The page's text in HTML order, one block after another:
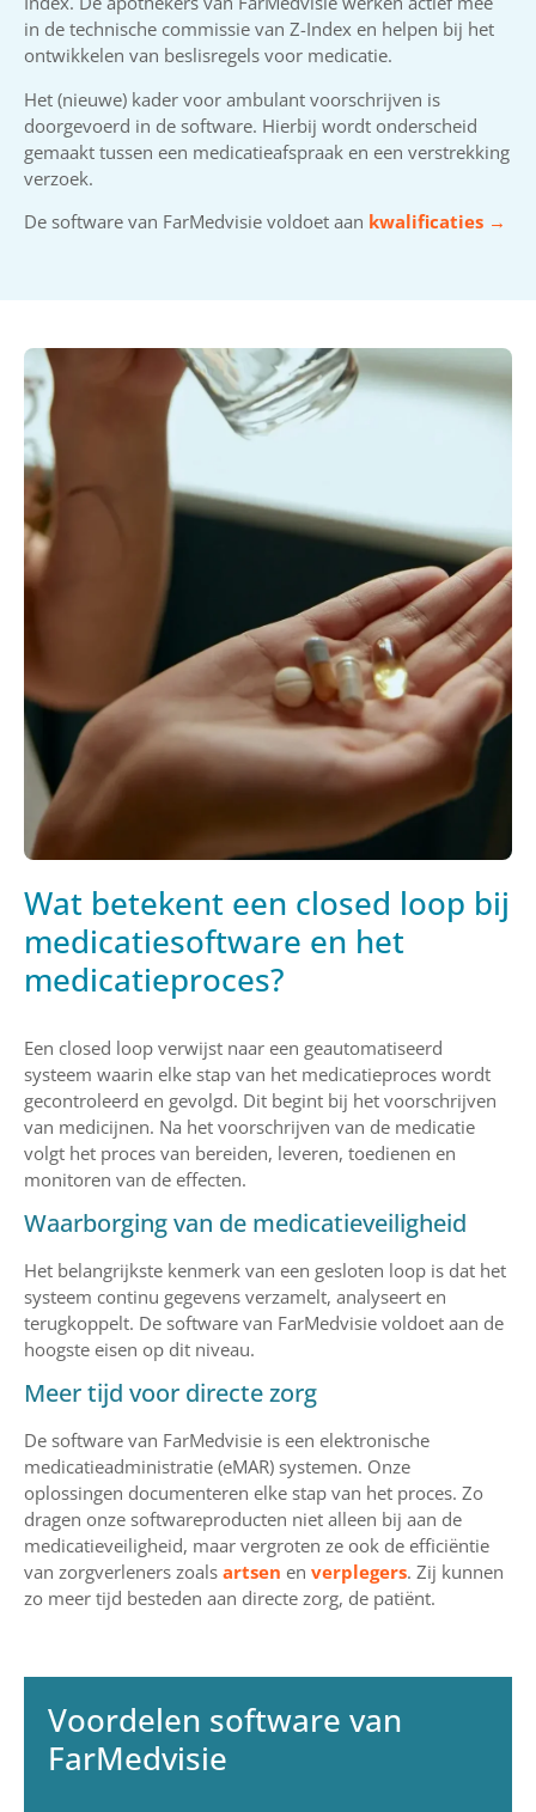
in de technische commissie van Z-Index en helpen bij het
ontwikkelen van beslisregels voor medicatie.
Het (nieuwe) kader voor ambulant voorschrijven is
doorgevoerd in de software. Hierbij wordt onderscheid
gemaakt tussen een medicatieafspraak en een verstrekking
verzoek.
De software van FarMedvisie voldoet aan kwalificaties →
Wat betekent een closed loop bij
medicatiesoftware en het
medicatieproces?
Een closed loop verwijst naar een geautomatiseerd
systeem waarin elke stap van het medicatieproces wordt
gecontroleerd en gevolgd. Dit begint bij het voorschrijven
van medicijnen. Na het voorschrijven van de medicatie
volgt het proces van bereiden, leveren, toedienen en
monitoren van de effecten.
Waarborging van de medicatieveiligheid
Het belangrijkste kenmerk van een gesloten loop is dat het
systeem continu gegevens verzamelt, analyseert en
terugkoppelt. De software van FarMedvisie voldoet aan de
hoogste eisen op dit niveau.
Meer tijd voor directe zorg
De software van FarMedvisie is een elektronische
medicatieadministratie (eMAR) systemen. Onze
oplossingen documenteren elke stap van het proces. Zo
dragen onze softwareproducten niet alleen bij aan de
medicatieveiligheid, maar vergroten ze ook de efficiëntie
van zorgverleners zoals artsen en verplegers. Zij kunnen
zo meer tijd besteden aan directe zorg, de patiënt.
Voordelen software van
FarMedvisie